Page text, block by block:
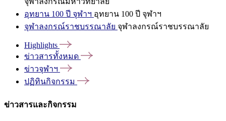
อุทยาน 100 ปี จุฬาฯ อุทยาน 100 ปี จุฬาฯ
จุฬาลงกรณ์ราชบรรณาลัย จุฬาลงกรณ์ราชบรรณาลัย
Highlights
ข่าวสารทั้งหมด
ข่าวจุฬาฯ
ปฏิทินกิจกรรม
ข่าวสารและกิจกรรม